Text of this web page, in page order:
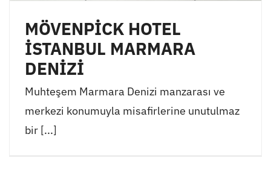
MÖVENPİCK HOTEL
İSTANBUL MARMARA
DENİZİ
Muhteşem Marmara Denizi manzarası ve
merkezi konumuyla misafirlerine unutulmaz
bir [...]